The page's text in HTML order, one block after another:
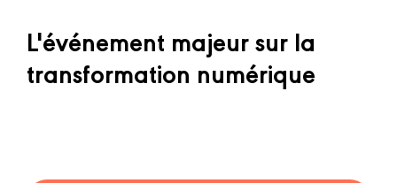
L'événement majeur sur la
transformation numérique